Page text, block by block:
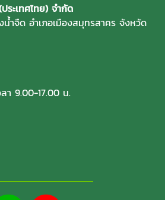
ะเทศไทย) จำกัด
ำจืด อำเภอเมืองสมุทรสาคร จังหวัด
า 9.00-17.00 น.